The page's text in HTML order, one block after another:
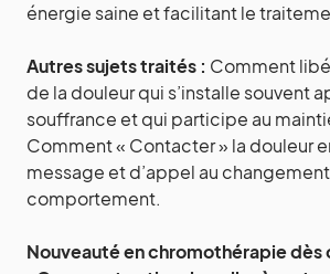
énergie saine et facilitant le
Autres sujets traités : Comment
de la douleur qui s’installe souvent
souffrance et qui participe au
Comment « Contacter » la douleur
message et d’appel au
comportement.
Nouveauté en chromothérapie